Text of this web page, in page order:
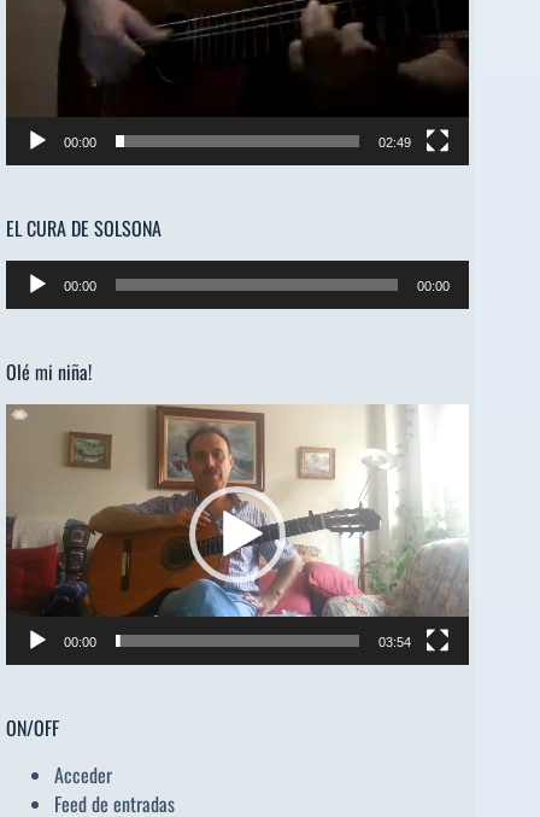
00:00 02:49
EL CURA DE SOLSONA
Reproductor
de
00:00 00:00
Olé mi niña!
Reproductor
00:00 03:54
ON/OFF
Acceder
Feed de entradas